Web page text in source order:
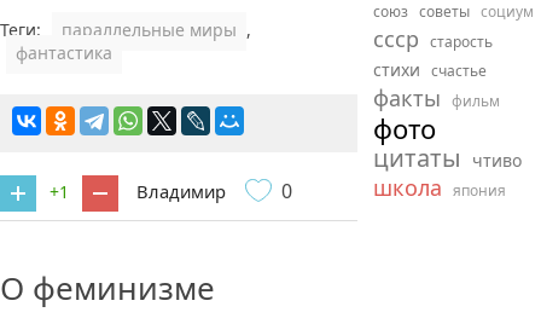
Теги: параллельные миры ,
фантастика
+1 Владимир
0
О феминизме
союз советы социум
ссср старость
стихи счастье
факты фильм
фото
цитаты чтиво
школа япония